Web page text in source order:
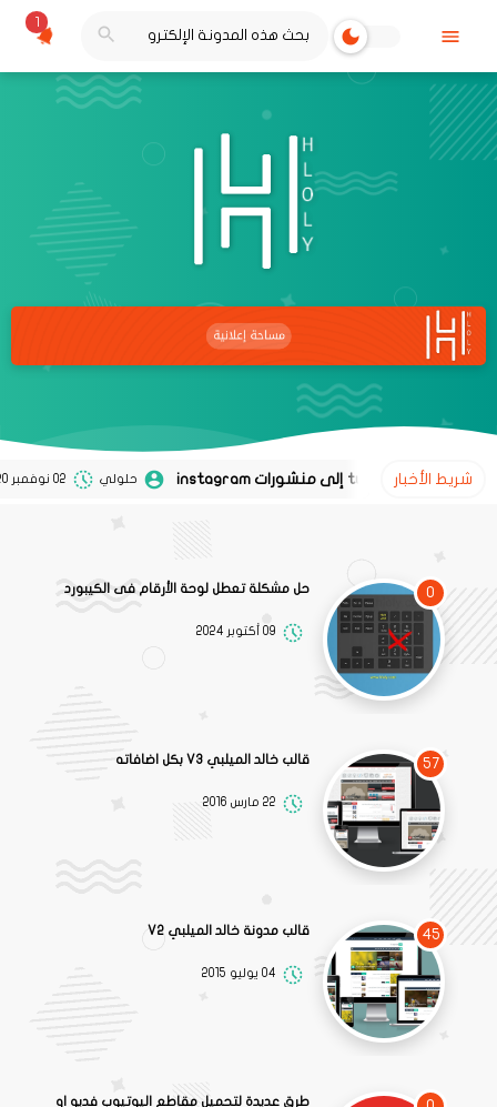
1
شريط الأخبار حلولي 02 نوفمبر 2020
0 حل مشكلة تعطل لوحة الأرقام فى الكيبورد
09 أكتوبر 2024
57 قالب خالد الميلبي V3 بكل اضافاته
22 مارس 2016
45 قالب مدونة خالد الميلبي V2
04 يوليو 2015
طرق عديدة لتحميل مقاطع اليوتيوب فديو او